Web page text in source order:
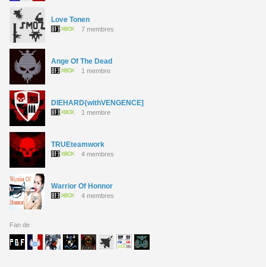
Love Tonen
7 membres
Ange Of The Dead
1 membre
DIEHARD{withVENGENCE]
1 membre
TRUEteamwork
4 membres
Warrior Of Honnor
4 membres
Fan de